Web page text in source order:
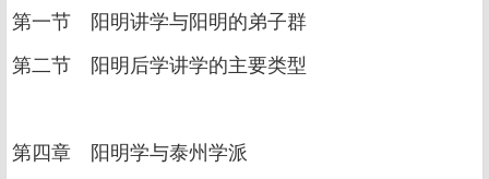
第一节 阳明讲学与阳明的弟子群
第二节 阳明后学讲学的主要类型
第四章 阳明学与泰州学派